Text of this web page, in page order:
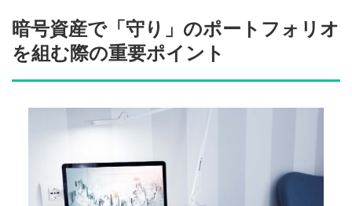
暗号資産で「守り」のポートフォリオ
を組む際の重要ポイント